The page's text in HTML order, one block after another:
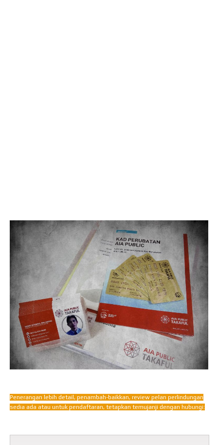
Penerangan lebih detail, penambah-baikkan, review pelan perlindungan
sedia ada atau untuk pendaftaran, tetapkan temujanji dengan hubungi: